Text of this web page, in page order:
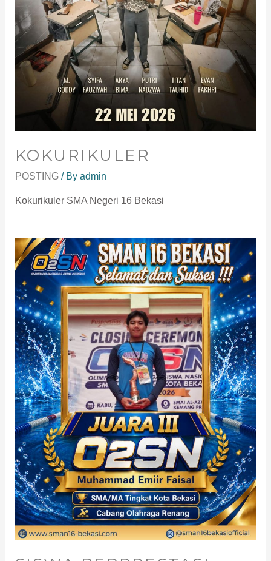
KOKURIKULER
POSTING/ By admin
Kokurikuler SMA Negeri 16 Bekasi